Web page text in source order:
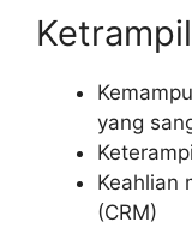
yang
Keahlian
(CRM)